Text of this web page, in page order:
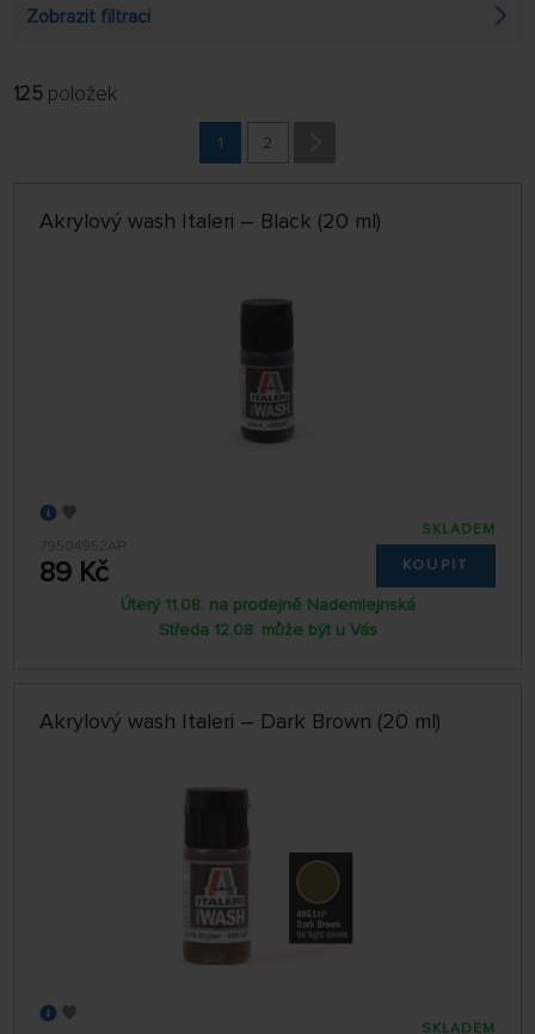
Zobrazit filtraci
FILTROVAT:
125 položek
1 2
Akrylový wash Italeri – Black (20 ml)
79504952AP
89 Kč
SKLADEM
KOUPIT
Úterý 11.08. na prodejně Nademlejnská
Středa 12.08. může být u Vás
Akrylový wash Italeri – Dark Brown (20 ml)
SKLADEM